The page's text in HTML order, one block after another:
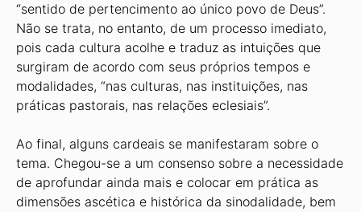
“sentido de pertencimento ao único povo de Deus”.
Não se trata, no entanto, de um processo imediato,
pois cada cultura acolhe e traduz as intuições que
surgiram de acordo com seus próprios tempos e
modalidades, “nas culturas, nas instituições, nas
práticas pastorais, nas relações eclesiais”.
Ao final, alguns cardeais se manifestaram sobre o
tema. Chegou-se a um consenso sobre a necessidade
de aprofundar ainda mais e colocar em prática as
dimensões ascética e histórica da sinodalidade, bem